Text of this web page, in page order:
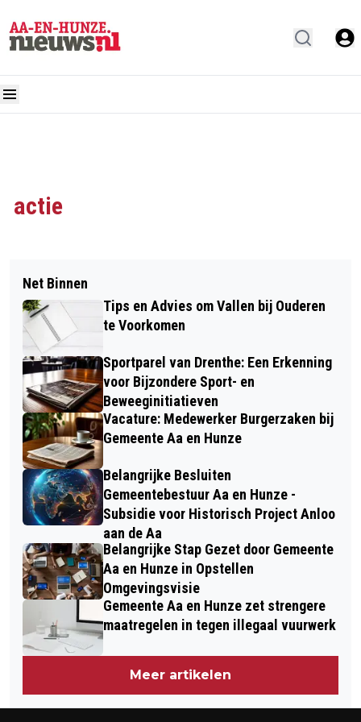
actie
Net Binnen
Tips en Advies om Vallen bij Ouderen
te Voorkomen
Sportparel van Drenthe: Een Erkenning
voor Bijzondere Sport- en
Beweeginitiatieven
Vacature: Medewerker Burgerzaken bij
Gemeente Aa en Hunze
Belangrijke Besluiten
Gemeentebestuur Aa en Hunze -
Subsidie voor Historisch Project Anloo
aan de Aa
Belangrijke Stap Gezet door Gemeente
Aa en Hunze in Opstellen
Omgevingsvisie
Gemeente Aa en Hunze zet strengere
maatregelen in tegen illegaal vuurwerk
Meer artikelen